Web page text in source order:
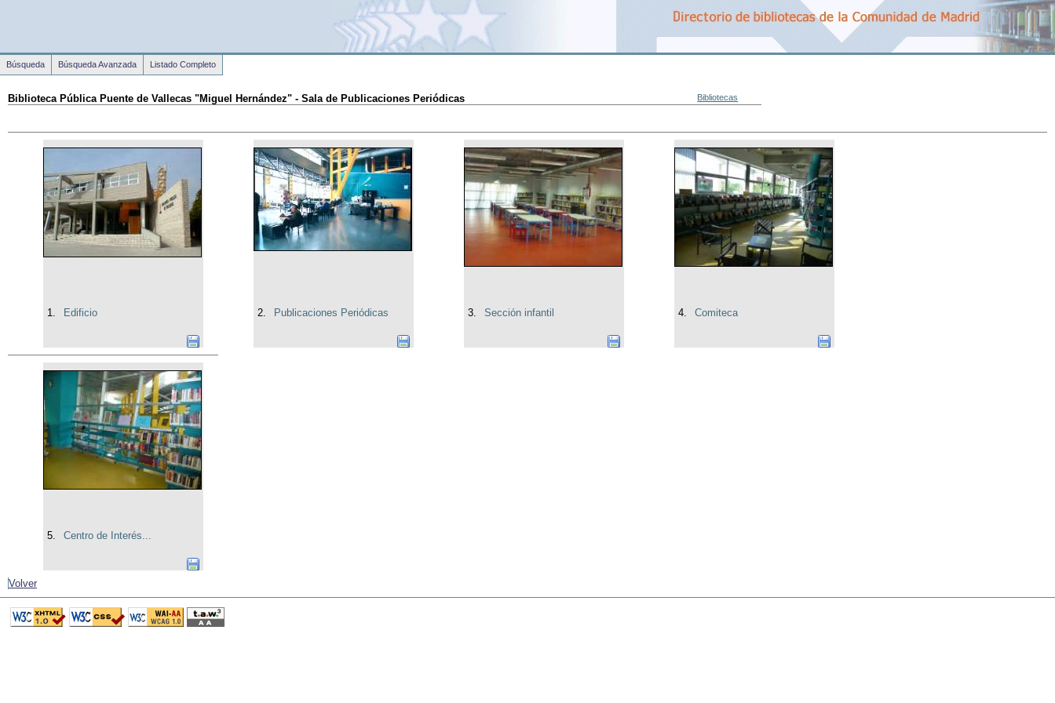
Bibliotecas
Biblioteca Pública Puente de Vallecas "Miguel Hernández" - Sala de Publicaciones Periódicas
1. Edificio 2. Publicaciones Periódicas 3. Sección infantil 4. Comiteca
5. Centro de Interés...
Volver
Búsqueda Búsqueda Avanzada Listado Completo